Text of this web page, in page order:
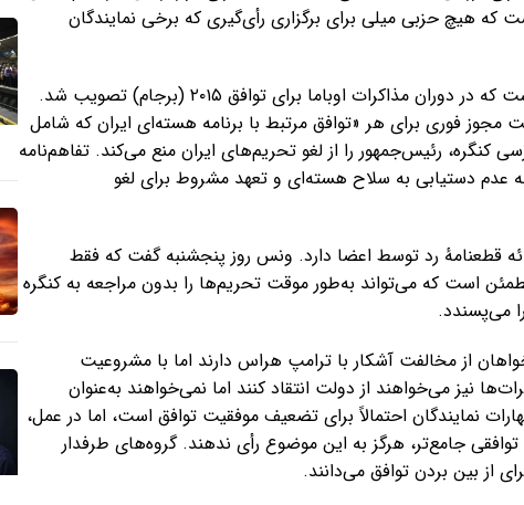
هیچ حزبی میلی برای برگزاری رأی‌گیری که برخی نمایندگان
ابزار این بررسی، قانون «بررسی توافق هسته‌ای ایران» است که در دوران مذاکرات اوباما برای توافق ۲۰۱۵ (برجام) تصویب شد.
مجوز فوری برای هر «توافق مرتبط با برنامه هسته‌ای ایران که شامل
می‌کند و به مدت ۳۰ روز برای بررسی کنگره، رئیس‌جمهور را از لغو تحریم‌های ایران منع می‌کند. تفاهم‌نامه
عدم دستیابی به سلاح هسته‌ای و تعهد مشروط برای لغو
قطعنامهٔ رد توسط اعضا دارد. ونس روز پنجشنبه گفت که فقط
است که می‌تواند به‌طور موقت تحریم‌ها را بدون مراجعه به کنگره
می‌پسندد.
از مخالفت آشکار با ترامپ هراس دارند اما با مشروعیت
نیز می‌خواهند از دولت انتقاد کنند اما نمی‌خواهند به‌عنوان
نمایندگان احتمالاً برای تضعیف موفقیت توافق است، اما در عمل،
جامع‌تر، هرگز به این موضوع رأی ندهند. گروه‌های طرفدار
از بین بردن توافق می‌دانند.